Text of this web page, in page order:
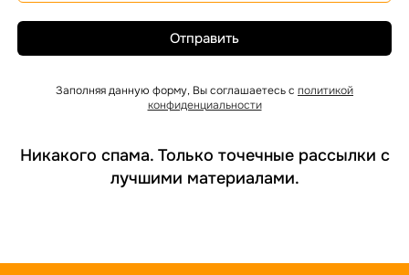
Отправить
Заполняя данную форму, Вы соглашаетесь с политикой
конфиденциальности
Никакого спама. Только точечные рассылки с
лучшими материалами.